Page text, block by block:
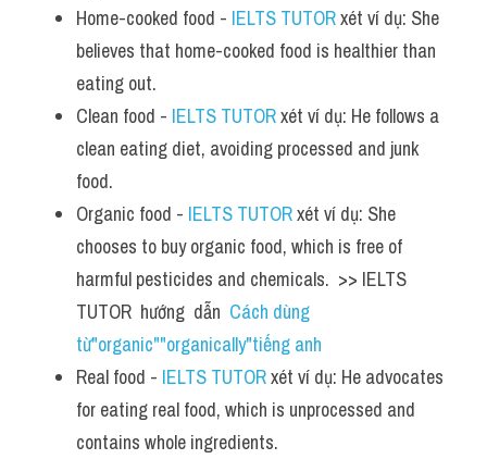
Home-cooked food - IELTS TUTOR xét ví dụ: She
believes that home-cooked food is healthier than
eating out.
Clean food - IELTS TUTOR xét ví dụ: He follows a
clean eating diet, avoiding processed and junk
food.
Organic food - IELTS TUTOR xét ví dụ: She
chooses to buy organic food, which is free of
harmful pesticides and chemicals.  >> IELTS
TUTOR  hướng  dẫn Cách dùng
từ"organic""organically"tiếng anh
Real food - IELTS TUTOR xét ví dụ: He advocates
for eating real food, which is unprocessed and
contains whole ingredients.